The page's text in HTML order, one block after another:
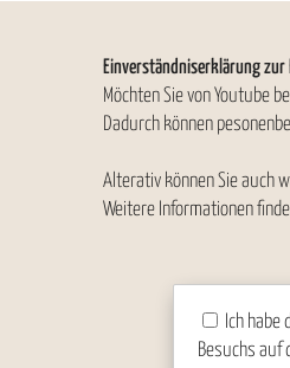
Einverständniserklärung zur
Möchten Sie von Youtube
Dadurch können
Alterativ können Sie auch
Weitere Informationen
Ich
Besuchs auf